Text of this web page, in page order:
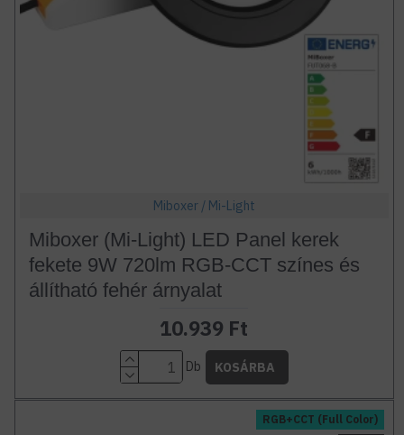
Miboxer / Mi-Light
Miboxer (Mi-Light) LED Panel kerek
fekete 9W 720lm RGB-CCT színes és
állítható fehér árnyalat
10.939 Ft
Db KOSÁRBA
RGB+CCT (Full Color)